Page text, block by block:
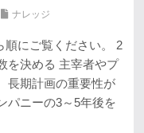
ナレッジ
順にご覧ください。 2
を決める 主宰者やプ
長期計画の重要性が
パニーの3～5年後を